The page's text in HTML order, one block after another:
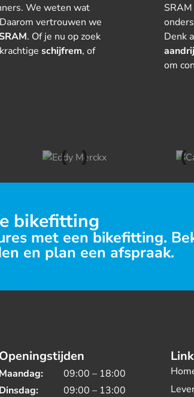
We weten wat
vertrouwen we
SRAM. Of je nu op zoek
schijfrem, of
Denk
om
bikefitting
met een bikefitting.
en plan een afspraak.
Openingstijden
Maandag:
09:00 – 18:00
Dinsdag:
09:00 – 13:00